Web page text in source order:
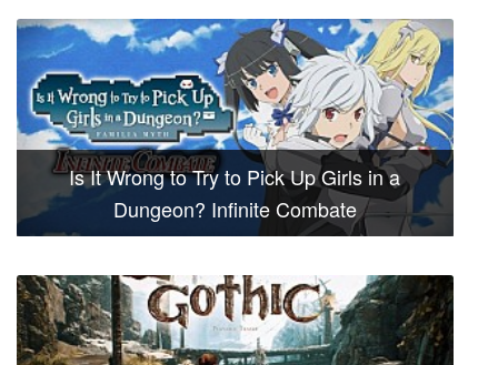
Is It Wrong to Try to Pick Up Girls in a
Dungeon? Infinite Combate